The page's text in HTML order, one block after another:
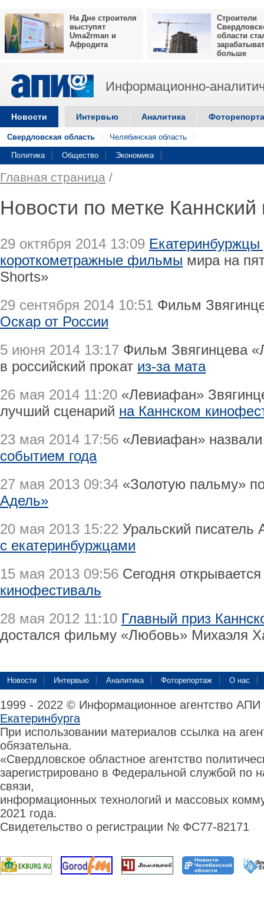
На Дне строителя
выступят
Uma2rman и
Афродита
Строители
области
больше
Информационно-
Новости Интервью Аналитика
Свердловская область Челябинская область
Политика Общество Экономика
Главная страница /
Новости по метке
29 октября 2014 13:09
короткометражные фильмы мира на
Shorts»
29 сентября 2014 10:51 Фильм
Оскар от России
5 июня 2014 13:17 Фильм Звягинцева
в российский прокат из-за мата
26 мая 2014 11:20 «Левиафан»
лучший сценарий на Каннском
23 мая 2014 17:56 «Левиафан»
событием года
27 мая 2013 09:34 «Золотую пальму»
Адель»
20 мая 2013 15:22 Уральский
с екатеринбуржцами
15 мая 2013 09:56 Сегодня
кинофестиваль
28 мая 2012 11:10 Главный приз
достался фильму «Любовь» Михаэля
Новости Интервью Аналитика Фоторепортаж О нас
1999 - 2022 © Информационное агентство
Екатеринбурга
При использовании материалов ссылка на
обязательна.
«Свердловское областное агентство
зарегистрировано в Федеральной службой по
связи,
информационных технологий и массовых
2021 года.
Свидетельство о регистрации № ФС77-82171